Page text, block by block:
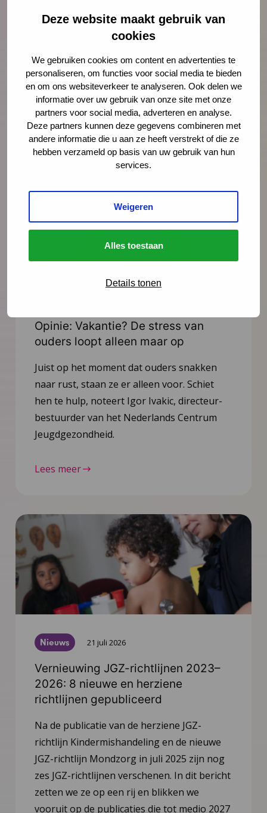
Deze website maakt gebruik van
cookies
We gebruiken cookies om content en advertenties te
personaliseren, om functies voor social media te bieden
en om ons websiteverkeer te analyseren. Ook delen we
informatie over uw gebruik van onze site met onze
partners voor social media, adverteren en analyse.
Deze partners kunnen deze gegevens combineren met
andere informatie die u aan ze heeft verstrekt of die ze
hebben verzameld op basis van uw gebruik van hun
services.
Weigeren
Alles toestaan
Details tonen
De gevolgen van armoede
Deel deze pagina Via LinkedIn
Via e-mail
Via WhatsApp
Kopieer link
Meer nieuws
Opinie: Vakantie? De stress van
ouders loopt alleen maar op
Juist op het moment dat ouders snakken
naar rust, staan ze er alleen voor. Schiet
hen te hulp, noteert Igor Ivakic, directeur-
bestuurder van het Nederlands Centrum
Jeugdgezondheid.
Lees meer
Nieuws 21 juli 2026
Vernieuwing JGZ-richtlijnen 2023–
2026: 8 nieuwe en herziene
richtlijnen gepubliceerd
Na de publicatie van de herziene JGZ-
richtlijn Kindermishandeling en de nieuwe
JGZ-richtlijn Mondzorg in juli 2025 zijn nog
zes JGZ-richtlijnen verschenen. In dit bericht
zetten we ze op een rij en blikken we
vooruit op de publicaties die tot medio 2027